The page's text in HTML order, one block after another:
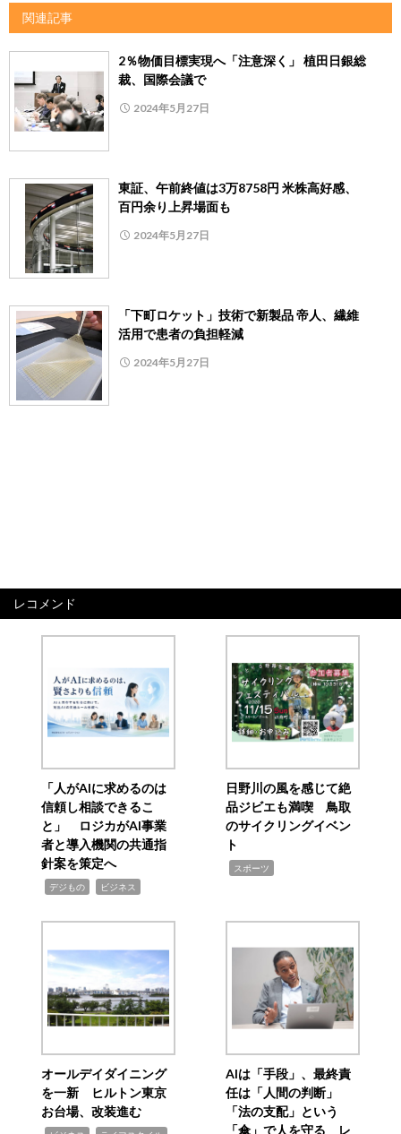
関連記事
2％物価目標実現へ「注意深く」 植田日銀総
裁、国際会議で
2024年5月27日
東証、午前終値は3万8758円 米株高好感、
百円余り上昇場面も
2024年5月27日
「下町ロケット」技術で新製品 帝人、繊維
活用で患者の負担軽減
2024年5月27日
レコメンド
「人がAIに求めるのは
信頼し相談できるこ
と」 ロジカがAI事業
者と導入機関の共通指
針案を策定へ
デジもの ビジネス
日野川の風を感じて絶
品ジビエも満喫 鳥取
のサイクリングイベン
ト
スポーツ
オールデイダイニング
を一新 ヒルトン東京
お台場、改装進む
AIは「手段」、最終責
任は「人間の判断」
「法の支配」という
「傘」で人を守る レ